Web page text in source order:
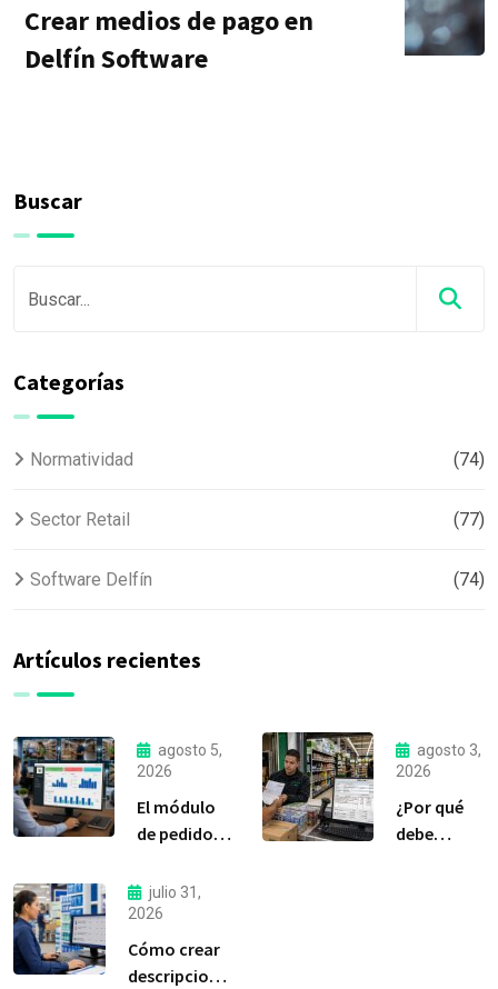
Crear medios de pago en
Delfín Software
Buscar
Categorías
Normatividad (74)
Sector Retail (77)
Software Delfín (74)
Artículos recientes
agosto 5,
2026
El módulo
de pedidos:
la
herramienta
más
importante
agosto 3,
2026
¿Por qué
debe
julio 31,
2026
Cómo crear
descripciones